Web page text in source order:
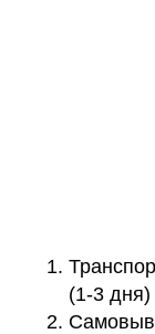
(1-3 дня)